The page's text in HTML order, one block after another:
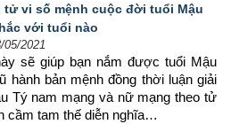
tử vi số mệnh cuộc đời tuổi Mậu
với tuổi nào
05/2021
sẽ giúp bạn nắm được tuổi Mậu
hành bản mệnh đồng thời luận giải
Tý nam mạng và nữ mạng theo tử
cầm tam thế diễn nghĩa…